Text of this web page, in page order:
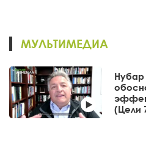
МУЛЬТИМЕДИА
Нубар
(Цели